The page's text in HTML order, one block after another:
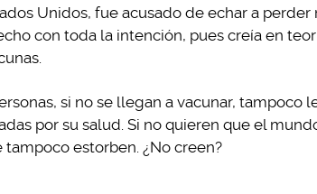
Unidos, fue acusado de echar a
con toda la intención, pues creía en
si no se llegan a vacunar, tampoco
por su salud. Si no quieren que el
tampoco estorben. ¿No creen?